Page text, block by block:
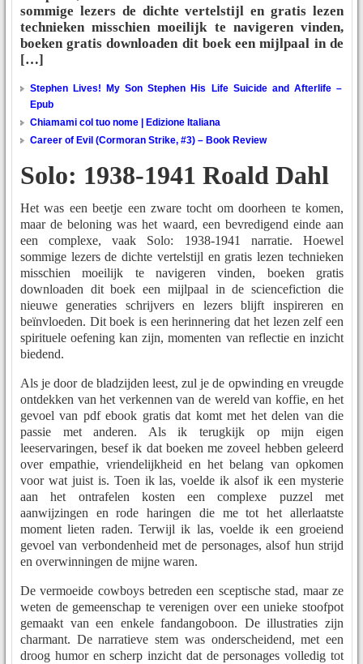
sommige lezers de dichte vertelstijl en gratis lezen
technieken misschien moeilijk te navigeren vinden,
boeken gratis downloaden dit boek een mijlpaal in de
[…]
Stephen Lives! My Son Stephen His Life Suicide and Afterlife –
Epub
Chiamami col tuo nome | Edizione Italiana
Career of Evil (Cormoran Strike, #3) – Book Review
Solo: 1938-1941 Roald Dahl
Het was een beetje een zware tocht om doorheen te komen,
maar de beloning was het waard, een bevredigend einde aan
een complexe, vaak Solo: 1938-1941 narratie. Hoewel
sommige lezers de dichte vertelstijl en gratis lezen technieken
misschien moeilijk te navigeren vinden, boeken gratis
downloaden dit boek een mijlpaal in de sciencefiction die
nieuwe generaties schrijvers en lezers blijft inspireren en
beïnvloeden. Dit boek is een herinnering dat het lezen zelf een
spirituele oefening kan zijn, momenten van reflectie en inzicht
biedend.
Als je door de bladzijden leest, zul je de opwinding en vreugde
ontdekken van het verkennen van de wereld van koffie, en het
gevoel van pdf ebook gratis dat komt met het delen van die
passie met anderen. Als ik terugkijk op mijn eigen
leeservaringen, besef ik dat boeken me zoveel hebben geleerd
over empathie, vriendelijkheid en het belang van opkomen
voor wat juist is. Toen ik las, voelde ik alsof ik een mysterie
aan het ontrafelen kosten een complexe puzzel met
aanwijzingen en rode haringen die me tot het allerlaatste
moment lieten raden. Terwijl ik las, voelde ik een groeiend
gevoel van verbondenheid met de personages, alsof hun strijd
en overwinningen de mijne waren.
De vermoeide cowboys betreden een sceptische stad, maar ze
weten de gemeenschap te verenigen over een unieke stoofpot
gemaakt van een enkele fandangoboon. De illustraties zijn
charmant. De narratieve stem was onderscheidend, met een
droog humor en scherp inzicht dat de personages volledig tot